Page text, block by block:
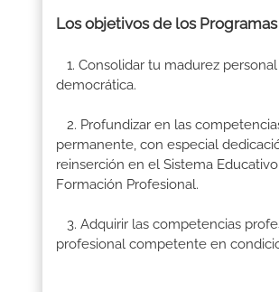
Los objetivos de los
1. Consolidar tu madurez
democrática.
2. Profundizar en las
permanente, con especial
reinserción en el Sistema
Formación Profesional.
3. Adquirir las competencias
profesional competente en